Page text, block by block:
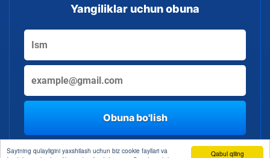
Qabul qiling
Saytning qulayligini yaxshilash uchun biz cookie fayllari va
Yangiliklar uchun obuna
Obuna bo'lish